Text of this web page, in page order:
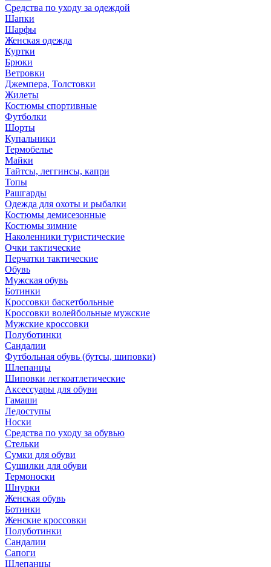
Средства по уходу за одеждой
Шапки
Шарфы
Женская одежда
Куртки
Брюки
Ветровки
Джемпера, Толстовки
Жилеты
Костюмы спортивные
Футболки
Шорты
Купальники
Термобелье
Майки
Тайтсы, леггинсы, капри
Топы
Рашгарды
Одежда для охоты и рыбалки
Костюмы демисезонные
Костюмы зимние
Наколенники туристические
Очки тактические
Перчатки тактические
Обувь
Мужская обувь
Ботинки
Кроссовки баскетбольные
Кроссовки волейбольные мужские
Мужские кроссовки
Полуботинки
Сандалии
Футбольная обувь (бутсы, шиповки)
Шлепанцы
Шиповки легкоатлетические
Аксессуары для обуви
Гамаши
Ледоступы
Носки
Средства по уходу за обувью
Стельки
Сумки для обуви
Сушилки для обуви
Термоноски
Шнурки
Женская обувь
Ботинки
Женские кроссовки
Полуботинки
Сандалии
Сапоги
Шлепанцы